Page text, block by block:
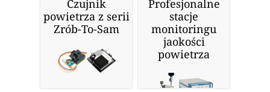
Czujnik
powietrza z serii
Zrób-To-Sam
Profesjonalne
stacje
monitoringu
jaokości
powietrza